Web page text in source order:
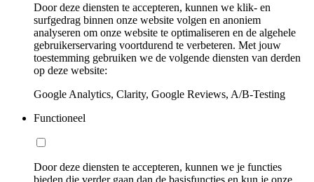
Door deze diensten te accepteren, kunnen we klik- en
surfgedrag binnen onze website volgen en anoniem
analyseren om onze website te optimaliseren en de algehele
gebruikerservaring voortdurend te verbeteren. Met jouw
toestemming gebruiken we de volgende diensten van derden
op deze website:
Google Analytics, Clarity, Google Reviews, A/B-Testing
Functioneel
Door deze diensten te accepteren, kunnen we je functies
bieden die verder gaan dan de basisfuncties en kun je onze